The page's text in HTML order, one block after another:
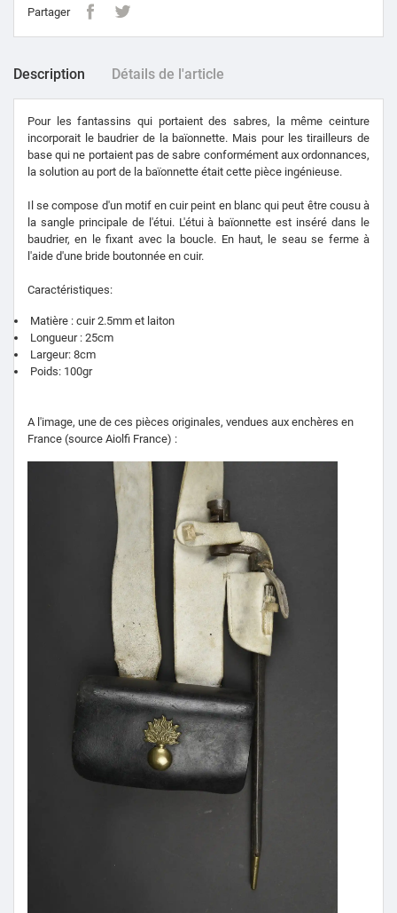
Partager
Description Détails de l'article
Pour les fantassins qui portaient des sabres, la même ceinture
incorporait le baudrier de la baïonnette. Mais pour les tirailleurs de
base qui ne portaient pas de sabre conformément aux ordonnances,
la solution au port de la baïonnette était cette pièce ingénieuse.
Il se compose d'un motif en cuir peint en blanc qui peut être cousu à
la sangle principale de l'étui. L'étui à baïonnette est inséré dans le
baudrier, en le fixant avec la boucle. En haut, le seau se ferme à
l'aide d'une bride boutonnée en cuir.
Caractéristiques:
Matière : cuir 2.5mm et laiton
Longueur : 25cm
Largeur: 8cm
Poids: 100gr
A l'image, une de ces pièces originales, vendues aux enchères en
France (source Aiolfi France) :